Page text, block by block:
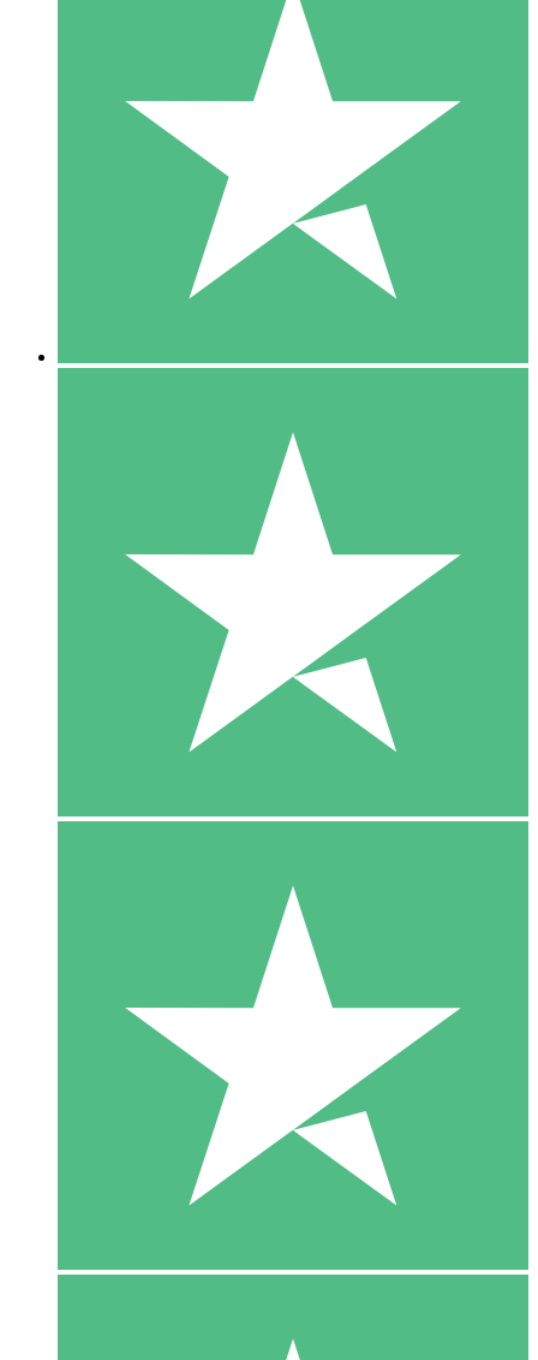
Paquetes de Créditos Individuales
Paga según el uso con créditos de descarga. Sin compromiso
10 00
10 Descargas
20 00